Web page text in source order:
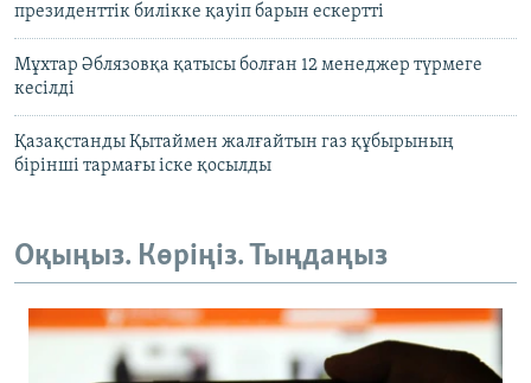
президенттік билікке қауіп барын ескертті
Мұхтар Әблязовқа қатысы болған 12 менеджер түрмеге
кесілді
Қазақстанды Қытаймен жалғайтын газ құбырының
бірінші тармағы іске қосылды
Оқыңыз. Көріңіз. Тыңдаңыз